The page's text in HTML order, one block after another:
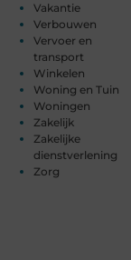
Vakantie
Verbouwen
Vervoer en
transport
Winkelen
Woning en Tuin
Woningen
Zakelijk
Zakelijke
dienstverlening
Zorg